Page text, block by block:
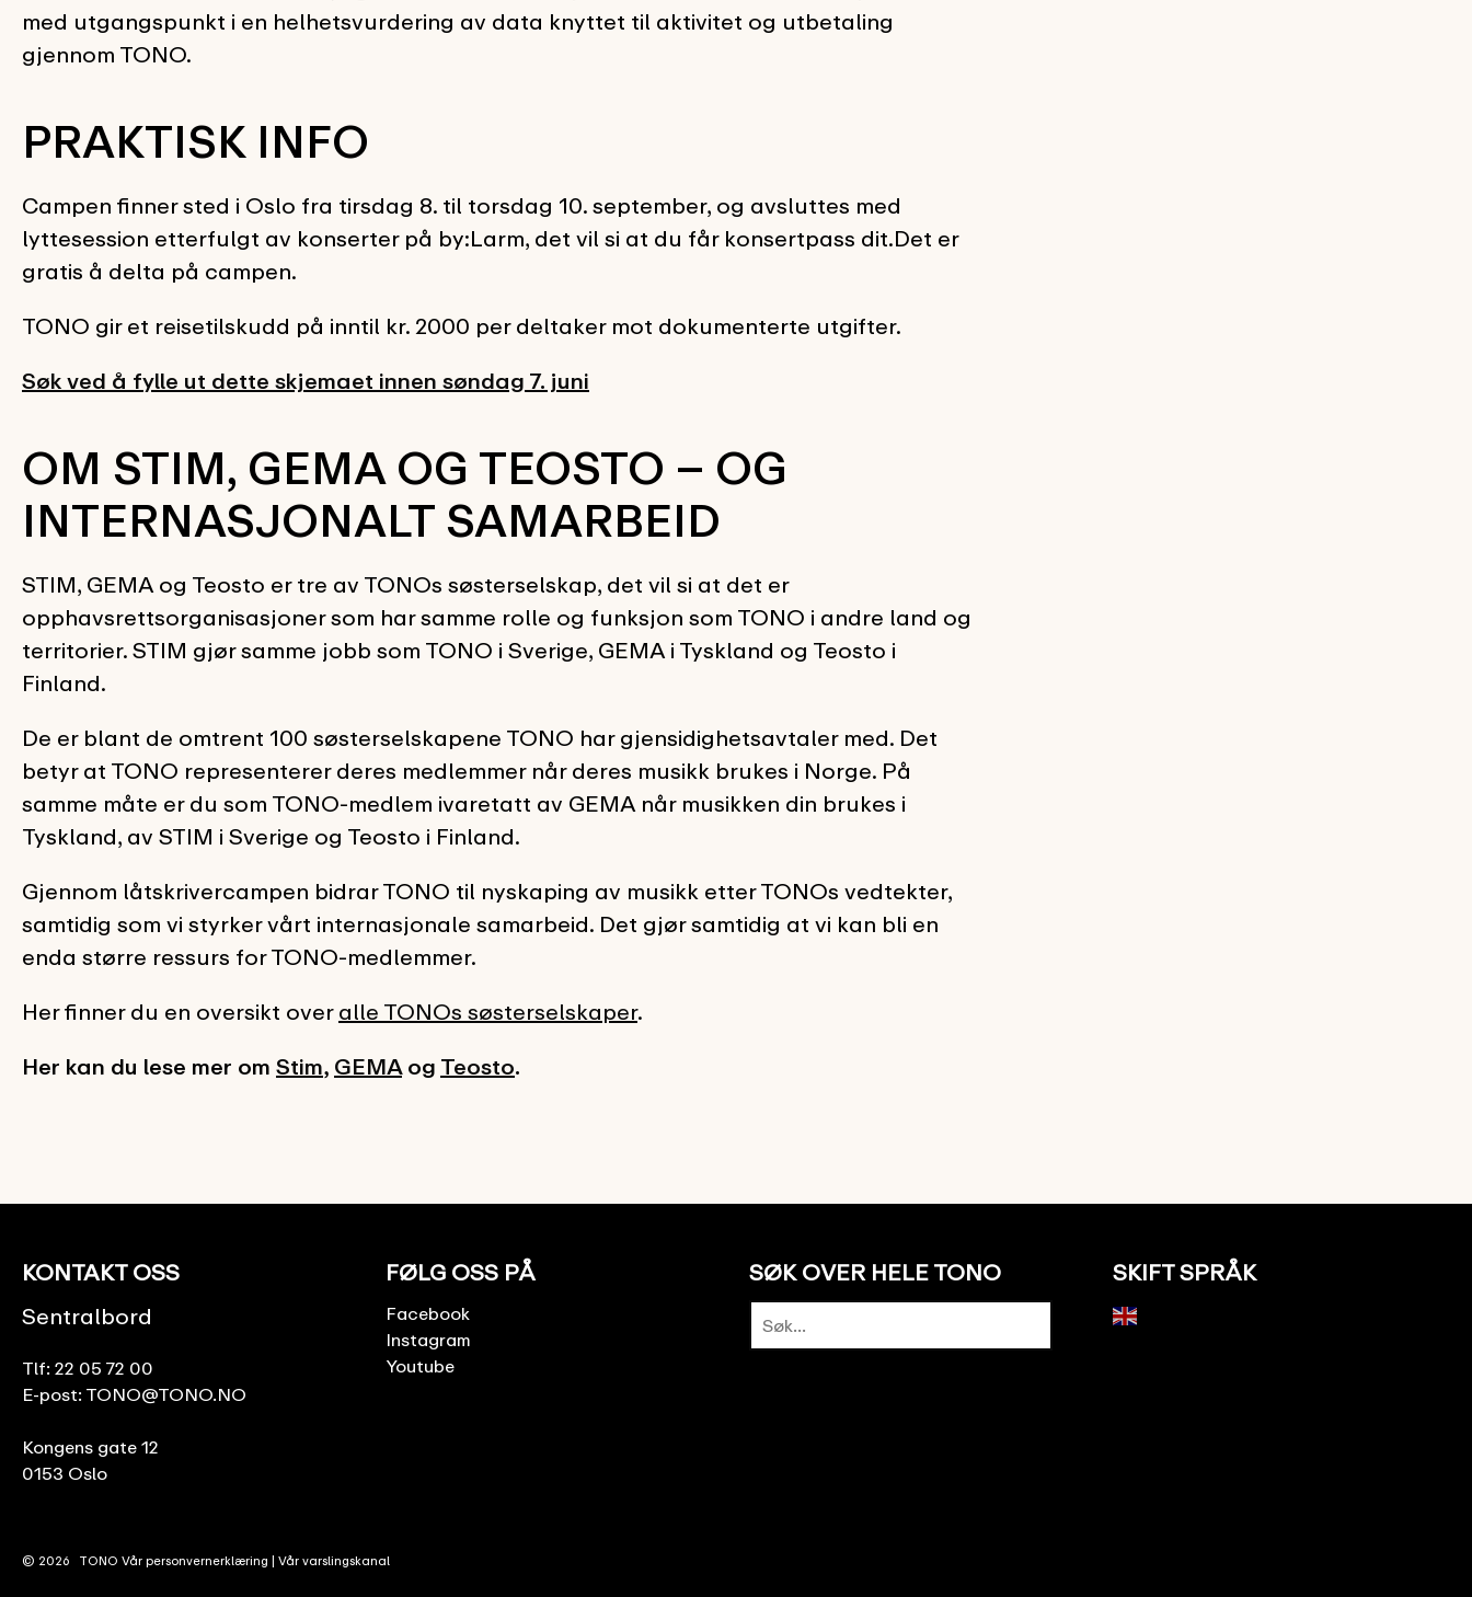
med utgangspunkt i en helhetsvurdering av data knyttet til aktivitet og utbetaling
gjennom TONO.
PRAKTISK INFO
Campen finner sted i Oslo fra tirsdag 8. til torsdag 10. september, og avsluttes med
lyttesession etterfulgt av konserter på by:Larm, det vil si at du får konsertpass dit.Det er
gratis å delta på campen.
TONO gir et reisetilskudd på inntil kr. 2000 per deltaker mot dokumenterte utgifter.
Søk ved å fylle ut dette skjemaet innen søndag 7. juni
OM STIM, GEMA OG TEOSTO – OG
INTERNASJONALT SAMARBEID
STIM, GEMA og Teosto er tre av TONOs søsterselskap, det vil si at det er
opphavsrettsorganisasjoner som har samme rolle og funksjon som TONO i andre land og
territorier. STIM gjør samme jobb som TONO i Sverige, GEMA i Tyskland og Teosto i
Finland.
De er blant de omtrent 100 søsterselskapene TONO har gjensidighetsavtaler med. Det
betyr at TONO representerer deres medlemmer når deres musikk brukes i Norge. På
samme måte er du som TONO-medlem ivaretatt av GEMA når musikken din brukes i
Tyskland, av STIM i Sverige og Teosto i Finland.
Gjennom låtskrivercampen bidrar TONO til nyskaping av musikk etter TONOs vedtekter,
samtidig som vi styrker vårt internasjonale samarbeid. Det gjør samtidig at vi kan bli en
enda større ressurs for TONO-medlemmer.
Her finner du en oversikt over alle TONOs søsterselskaper.
Her kan du lese mer om Stim, GEMAog Teosto.
KONTAKT OSS
Sentralbord
Tlf: 22 05 72 00
E-post: TONO@TONO.NO
Kongens gate 12
0153 Oslo
FØLG OSS PÅ
Facebook
Instagram
Youtube
SØK OVER HELE TONO SKIFT SPRÅK
© 2026 TONO Vår personvernerklæring Vår varslingskanal